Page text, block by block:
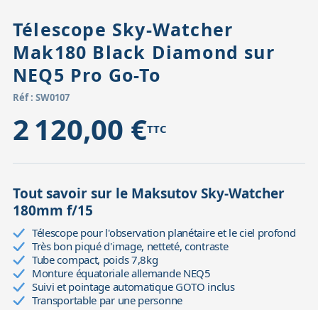
Télescope Sky-Watcher
Mak180 Black Diamond sur
NEQ5 Pro Go-To
Réf : SW0107
2 120,00 €TTC
Tout savoir sur le Maksutov Sky-Watcher
180mm f/15
Télescope pour l'observation planétaire et le ciel profond
Très bon piqué d'image, netteté, contraste
Tube compact, poids 7,8kg
Monture équatoriale allemande NEQ5
Suivi et pointage automatique GOTO inclus
Transportable par une personne